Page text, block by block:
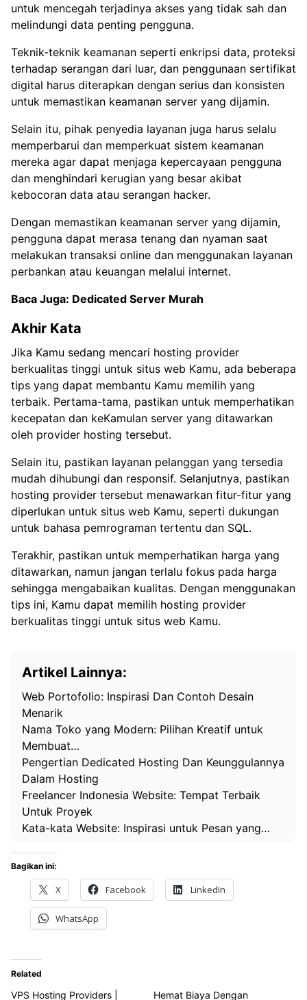
untuk mencegah terjadinya akses yang tidak sah dan
melindungi data penting pengguna.
Teknik-teknik keamanan seperti enkripsi data, proteksi
terhadap serangan dari luar, dan penggunaan sertifikat
digital harus diterapkan dengan serius dan konsisten
untuk memastikan keamanan server yang dijamin.
Selain itu, pihak penyedia layanan juga harus selalu
memperbarui dan memperkuat sistem keamanan
mereka agar dapat menjaga kepercayaan pengguna
dan menghindari kerugian yang besar akibat
kebocoran data atau serangan hacker.
Dengan memastikan keamanan server yang dijamin,
pengguna dapat merasa tenang dan nyaman saat
melakukan transaksi online dan menggunakan layanan
perbankan atau keuangan melalui internet.
Baca Juga: Dedicated Server Murah
Akhir Kata
Jika Kamu sedang mencari hosting provider
berkualitas tinggi untuk situs web Kamu, ada beberapa
tips yang dapat membantu Kamu memilih yang
terbaik. Pertama-tama, pastikan untuk memperhatikan
kecepatan dan keKamulan server yang ditawarkan
oleh provider hosting tersebut.
Selain itu, pastikan layanan pelanggan yang tersedia
mudah dihubungi dan responsif. Selanjutnya, pastikan
hosting provider tersebut menawarkan fitur-fitur yang
diperlukan untuk situs web Kamu, seperti dukungan
untuk bahasa pemrograman tertentu dan SQL.
Terakhir, pastikan untuk memperhatikan harga yang
ditawarkan, namun jangan terlalu fokus pada harga
sehingga mengabaikan kualitas. Dengan menggunakan
tips ini, Kamu dapat memilih hosting provider
berkualitas tinggi untuk situs web Kamu.
Artikel Lainnya:
Web Portofolio: Inspirasi Dan Contoh Desain
Menarik
Nama Toko yang Modern: Pilihan Kreatif untuk
Membuat…
Pengertian Dedicated Hosting Dan Keunggulannya
Dalam Hosting
Freelancer Indonesia Website: Tempat Terbaik
Untuk Proyek
Kata-kata Website: Inspirasi untuk Pesan yang…
Bagikan ini:
X Facebook LinkedIn
WhatsApp
Related
VPS Hosting Providers | Hemat Biaya Dengan